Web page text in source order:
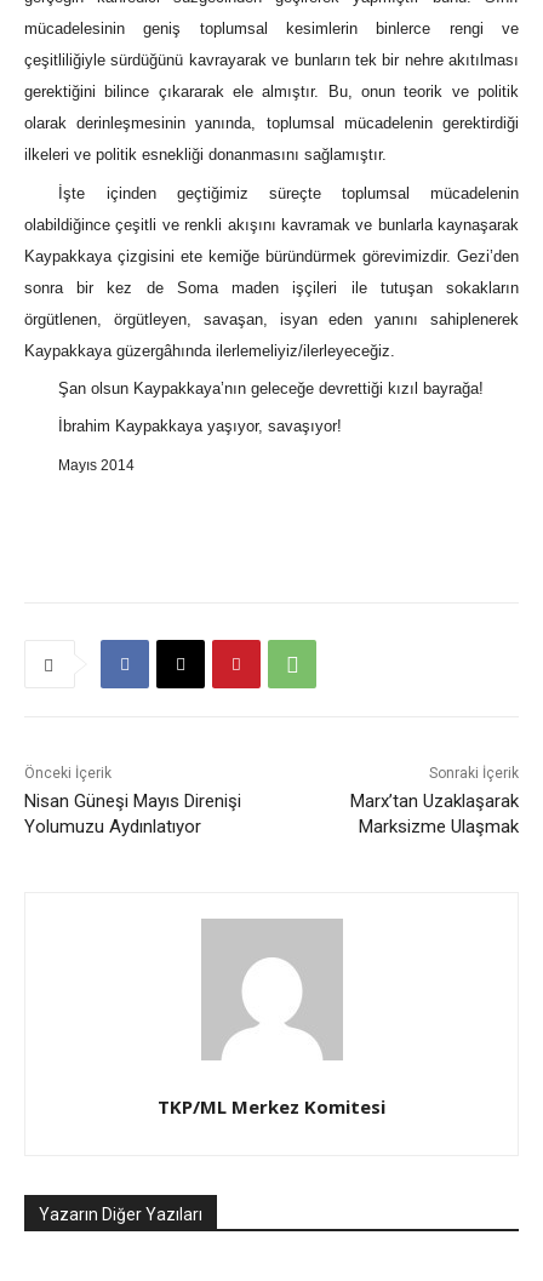
mücadelesinin geniş toplumsal kesimlerin binlerce rengi ve
çeşitliliğiyle sürdüğünü kavrayarak ve bunların tek bir nehre akıtılması
gerektiğini bilince çıkararak ele almıştır. Bu, onun teorik ve politik
olarak derinleşmesinin yanında, toplumsal mücadelenin gerektirdiği
ilkeleri ve politik esnekliği donanmasını sağlamıştır.
İşte içinden geçtiğimiz süreçte toplumsal mücadelenin
olabildiğince çeşitli ve renkli akışını kavramak ve bunlarla kaynaşarak
Kaypakkaya çizgisini ete kemiğe büründürmek görevimizdir. Gezi’den
sonra bir kez de Soma maden işçileri ile tutuşan sokakların
örgütlenen, örgütleyen, savaşan, isyan eden yanını sahiplenerek
Kaypakkaya güzergâhında ilerlemeliyiz/ilerleyeceğiz.
Şan olsun Kaypakkaya’nın geleceğe devrettiği kızıl bayrağa!
İbrahim Kaypakkaya yaşıyor, savaşıyor!
Mayıs 2014
Önceki İçerik
Nisan Güneşi Mayıs Direnişi
Yolumuzu Aydınlatıyor
Sonraki İçerik
Marx’tan Uzaklaşarak
Marksizme Ulaşmak
TKP/ML Merkez Komitesi
Yazarın Diğer Yazıları